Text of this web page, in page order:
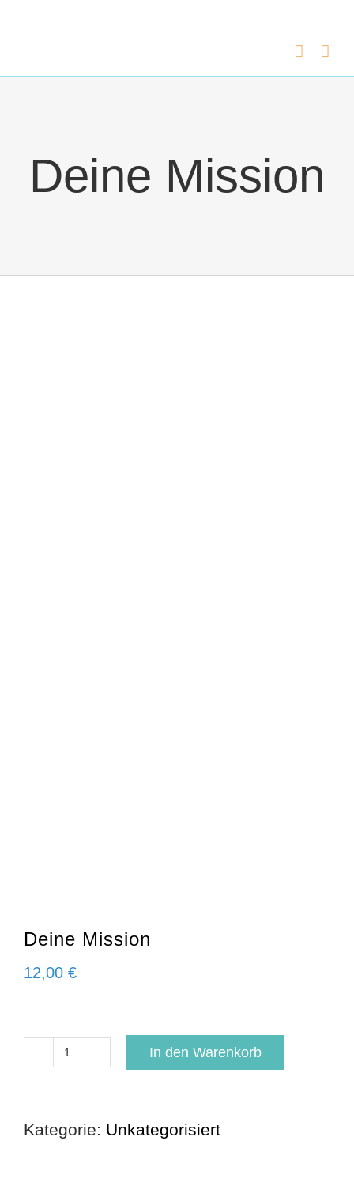
Deine Mission
Deine Mission
12,00 €
Deine
In den Warenkorb
Kategorie: Unkategorisiert